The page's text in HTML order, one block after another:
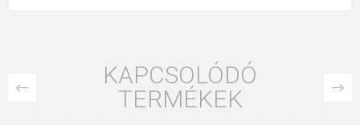
KAPCSOLÓDÓ
TERMÉKEK